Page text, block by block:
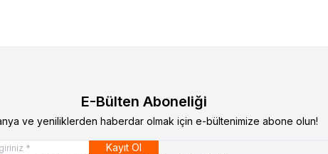
E-Bülten Aboneliği
ve yeniliklerden haberdar olmak için e-bültenimize abone olun!
Kayıt Ol